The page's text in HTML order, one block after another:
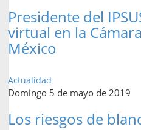
Presidente del
virtual en la
México
Actualidad
Domingo 5 de mayo de 2019
Los riesgos de